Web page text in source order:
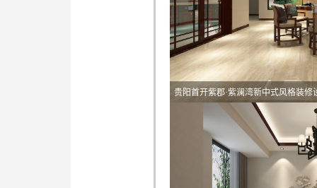
贵阳首开紫郡·紫澜湾新中式风格装修